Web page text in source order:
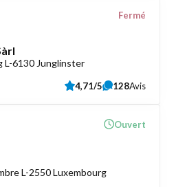
L-6130 Junglinster
Fermé
4,71/5 128Avis
L-2550 Luxembourg
Ouvert